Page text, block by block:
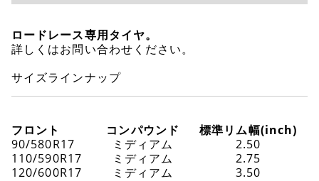
ロードレース専用タイヤ。
詳しくはお問い合わせください。
サイズラインナップ
フロント
90/580R17
110/590R17
120/600R17
コンパウンド
ミディアム
ミディアム
ミディアム
標準リム幅(inch)
2.50
2.75
3.50